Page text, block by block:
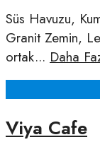
Süs Havuzu,
Granit Zemin,
ortak... Daha
Viya Cafe